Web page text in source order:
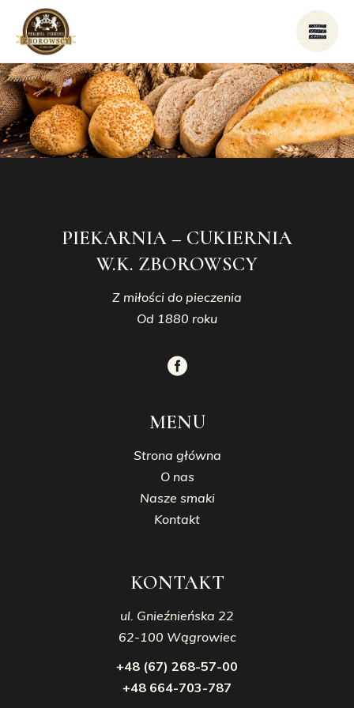
PIEKARNIA – CUKIERNIA
W.K. ZBOROWSCY
Z miłości do pieczenia
Od 1880 roku
MENU
Strona główna
O nas
Nasze smaki
Kontakt
KONTAKT
ul. Gnieźnieńska 22
62-100 Wągrowiec
+48 (67) 268-57-00
+48 664-703-787